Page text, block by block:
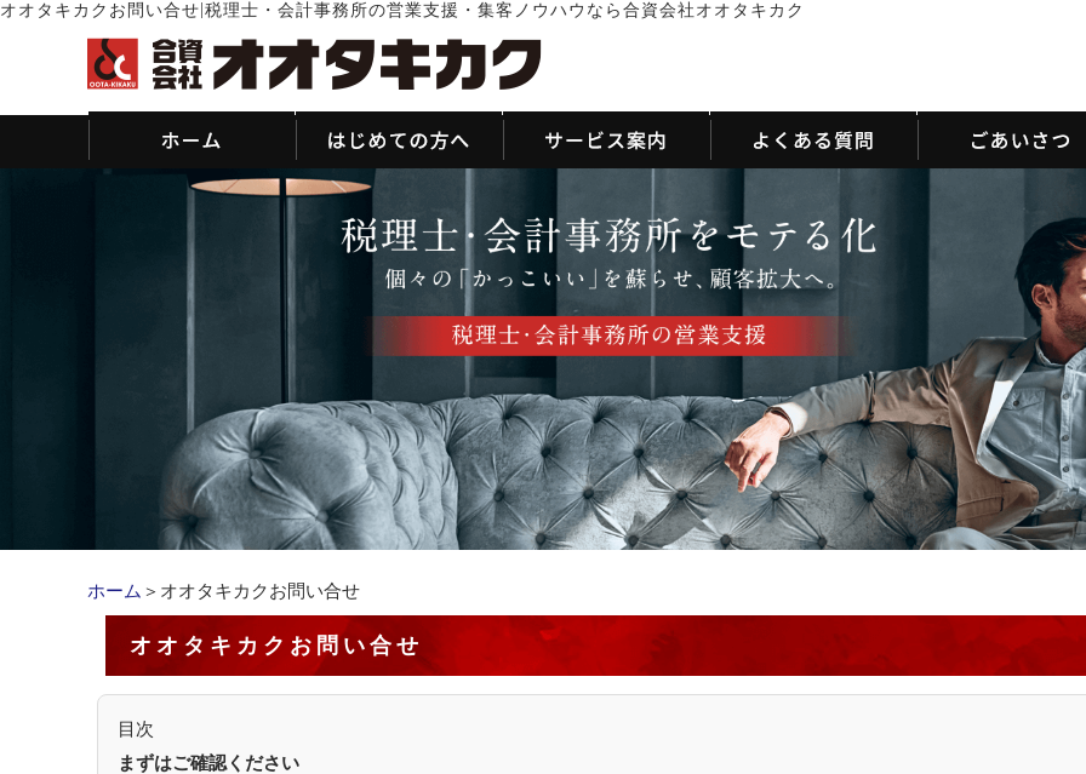
オオタキカクお問い合せ 税理士・会計事務所の営業支援・集客ノウハウなら合資会社オオタキカク
ホーム ＞オオタキカクお問い合せ
オオタキカクお問い合せ
目次
まずはご確認ください